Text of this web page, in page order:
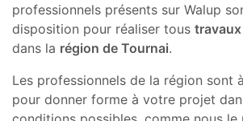
professionnels présents sur Walup
disposition pour réaliser tous
dans la région de Tournai.
Les professionnels de la région sont
pour donner forme à votre projet